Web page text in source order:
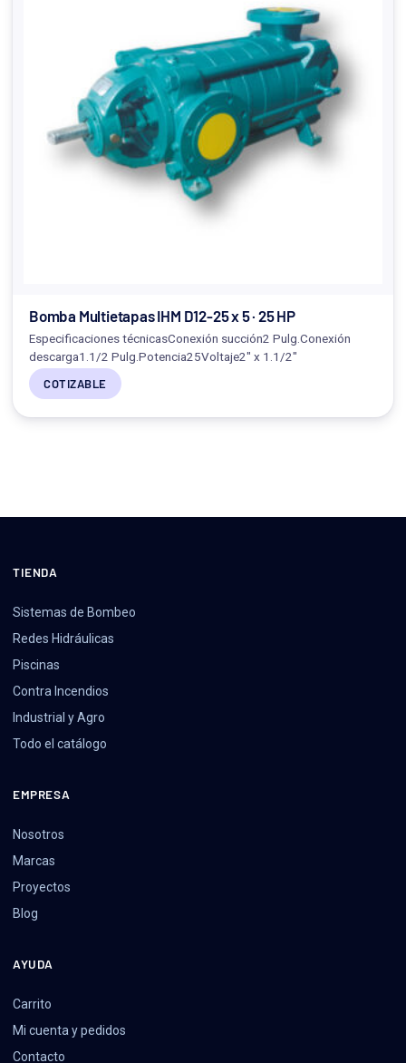
Bomba Multietapas IHM D12-25 x 5 · 25 HP
Especificaciones técnicasConexión succión2 Pulg.Conexión
descarga1.1/2 Pulg.Potencia25Voltaje2" x 1.1/2"
COTIZABLE
TIENDA
Sistemas de Bombeo
Redes Hidráulicas
Piscinas
Contra Incendios
Industrial y Agro
Todo el catálogo
EMPRESA
Nosotros
Marcas
Proyectos
Blog
AYUDA
Carrito
Mi cuenta y pedidos
Contacto